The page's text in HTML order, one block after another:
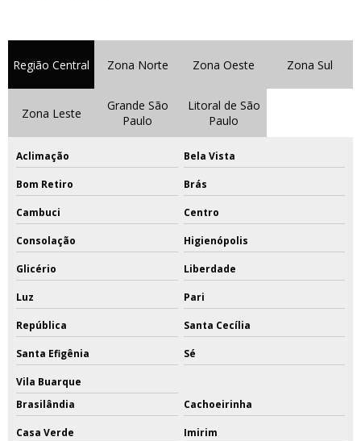
Região Central Zona Norte Zona Oeste Zona Sul
Zona Leste
Grande São
Paulo
Litoral de São
Paulo
Aclimação Bela Vista
Bom Retiro Brás
Cambuci Centro
Consolação Higienópolis
Glicério Liberdade
Luz Pari
República Santa Cecília
Santa Efigênia Sé
Vila Buarque
Brasilândia
Cachoeirinha
Casa Verde Imirim